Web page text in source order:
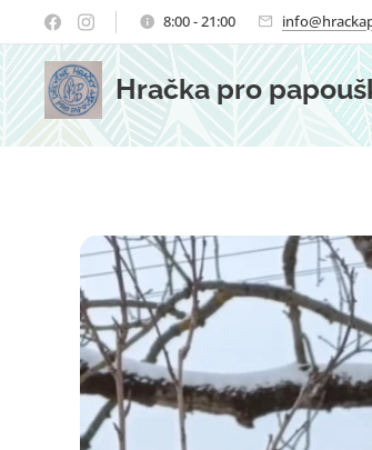
8:00 - 21:00
Hračka pro